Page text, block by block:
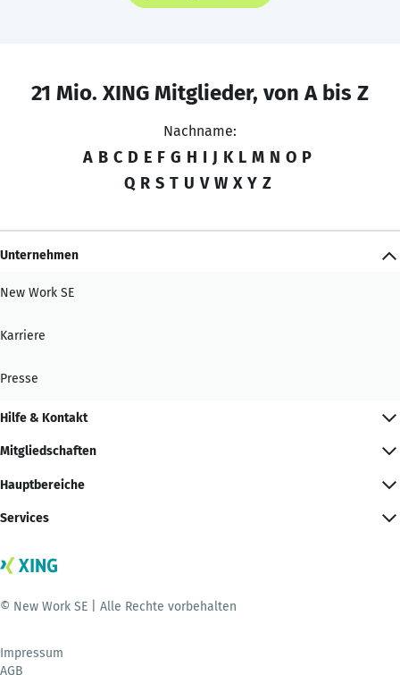
21 Mio. XING Mitglieder, von A bis Z
Nachname:
A B C D E F G H I J K L M N O P
Q R S T U V W X Y Z
Unternehmen
New Work SE
Karriere
Presse
Hilfe & Kontakt
Mitgliedschaften
Hauptbereiche
Services
© New Work SE | Alle Rechte vorbehalten
Impressum
AGB